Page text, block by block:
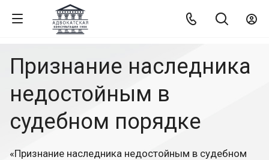
Признание наследника
недостойным в
судебном порядке
«Признание наследника недостойным в судебном